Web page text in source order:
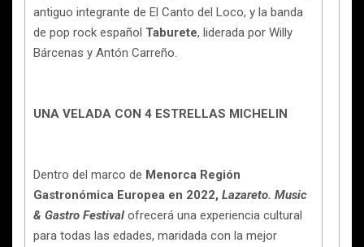
antiguo integrante de El Canto del Loco, y la banda
de pop rock español Taburete, liderada por Willy
Bárcenas y Antón Carreño.
UNA VELADA CON 4 ESTRELLAS MICHELIN
Dentro del marco de Menorca Región
Gastronómica Europea en 2022, Lazareto. Music
& Gastro Festival ofrecerá una experiencia cultural
para todas las edades, maridada con la mejor